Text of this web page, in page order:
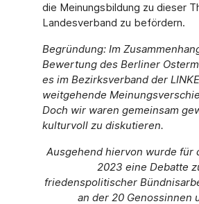
die Meinungsbildung zu dieser
Landesverband zu befördern.
Begründung: Im
Bewertung des Berliner
es im Bezirksverband der
weitgehende
Doch wir waren gemeinsam
kulturvoll zu diskutieren.
Ausgehend hiervon wurde für
2023 eine Debatte
friedenspoliti­scher
an der 20 Genossinnen